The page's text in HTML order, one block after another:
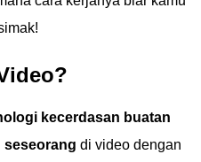
kecerdasan buatan
seseorang di video dengan